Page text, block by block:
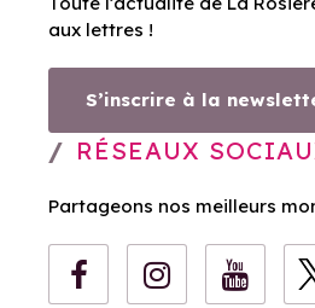
aux lettres !
S’inscrire à la
RÉSEAUX
Partageons nos meilleurs